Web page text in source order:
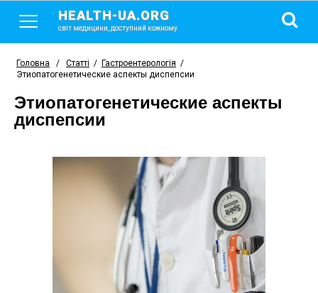
HEALTH-UA.ORG
світ медицини, доступний кожному
Головна / Статті / Гастроентерологія /
Этиопатогенетические аспекты диспепсии
Этиопатогенетические аспекты
диспепсии